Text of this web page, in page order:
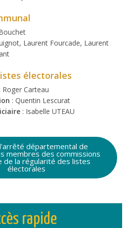
Laurent Fourcade, Laurent
électorales
: Roger Carteau
: Quentin Lescurat
: Isabelle UTEAU
départemental de
membres des commissions
de la régularité des listes
électorales
rapide